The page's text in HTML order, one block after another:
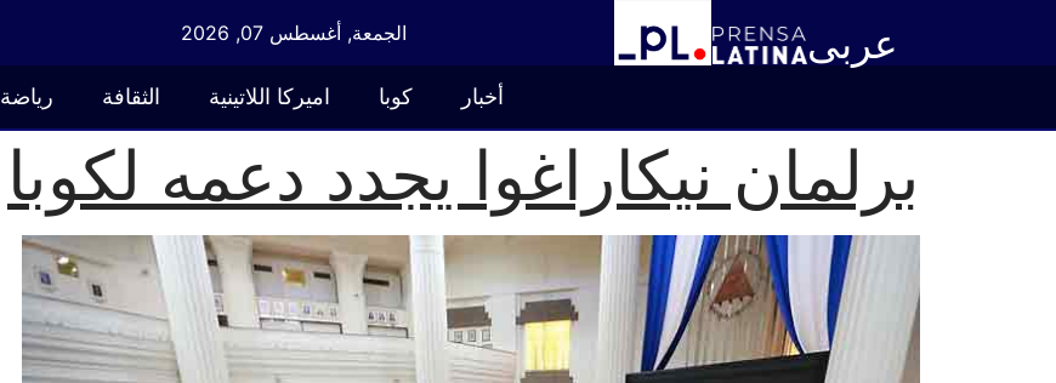
عربى الجمعة, أغسطس 07, 2026
أخبار كوبا اميركا اللاتينية الثقافة رياضة
برلمان نيكاراغوا يجدد دعمه لكوبا